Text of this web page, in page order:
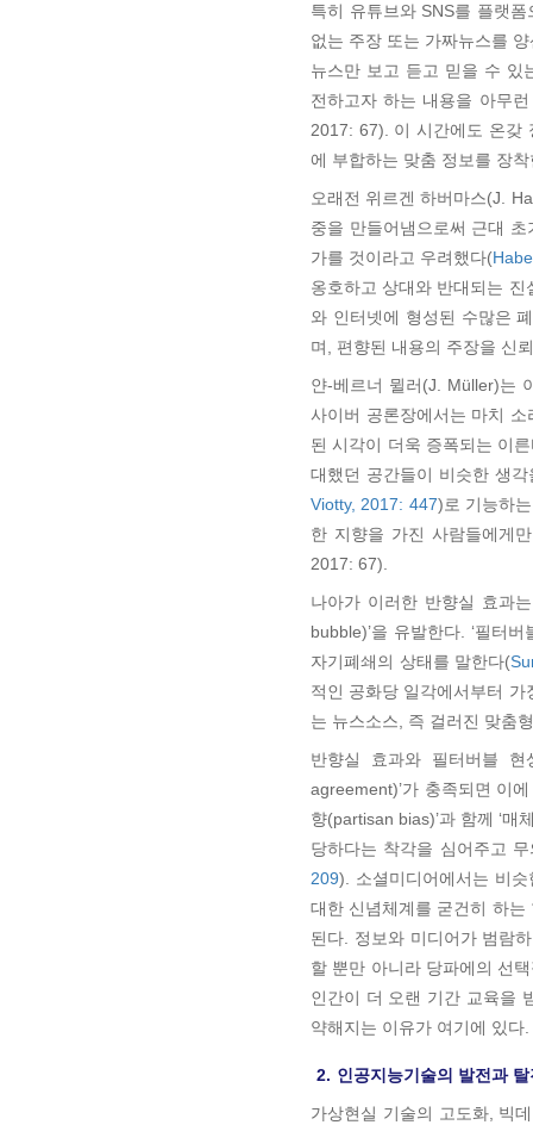
특히 유튜브와 SNS를 플랫
없는 주장 또는 가짜뉴스를
뉴스만 보고 듣고 믿을 수 있
전하고자 하는 내용을 아무
2017: 67). 이 시간에도 온갖
에 부합하는 맞춤 정보를 장
오래전 위르겐 하버마스(J.
중을 만들어냄으로써 근대
가를 것이라고 우려했다(
옹호하고 상대와 반대되는
와 인터넷에 형성된 수많은
며, 편향된 내용의 주장을 신
얀-베르너 뮐러(J. Müller)는
사이버 공론장에서는 마치
된 시각이 더욱 증폭되는 이
대했던 공간들이 비슷한 생
Viotty, 2017: 447)로 기능하
한 지향을 가진 사람들에게
2017: 67).
나아가 이러한 반향실 효과
bubble)’을 유발한다. ‘필터
자기폐쇄의 상태를 말한다(
적인 공화당 일각에서부터
는 뉴스소스, 즉 걸러진 맞춤
반향실 효과와 필터버블 현
agreement)’가 충족되면 이
향(partisan bias)’과 함께 ‘매
당하다는 착각을 심어주고
209). 소셜미디어에서는 비
대한 신념체계를 굳건히 하
된다. 정보와 미디어가 범람
할 뿐만 아니라 당파에의 선
인간이 더 오랜 기간 교육을
약해지는 이유가 여기에 있다.
2. 인공지능기술의 발전과
가상현실 기술의 고도화, 빅